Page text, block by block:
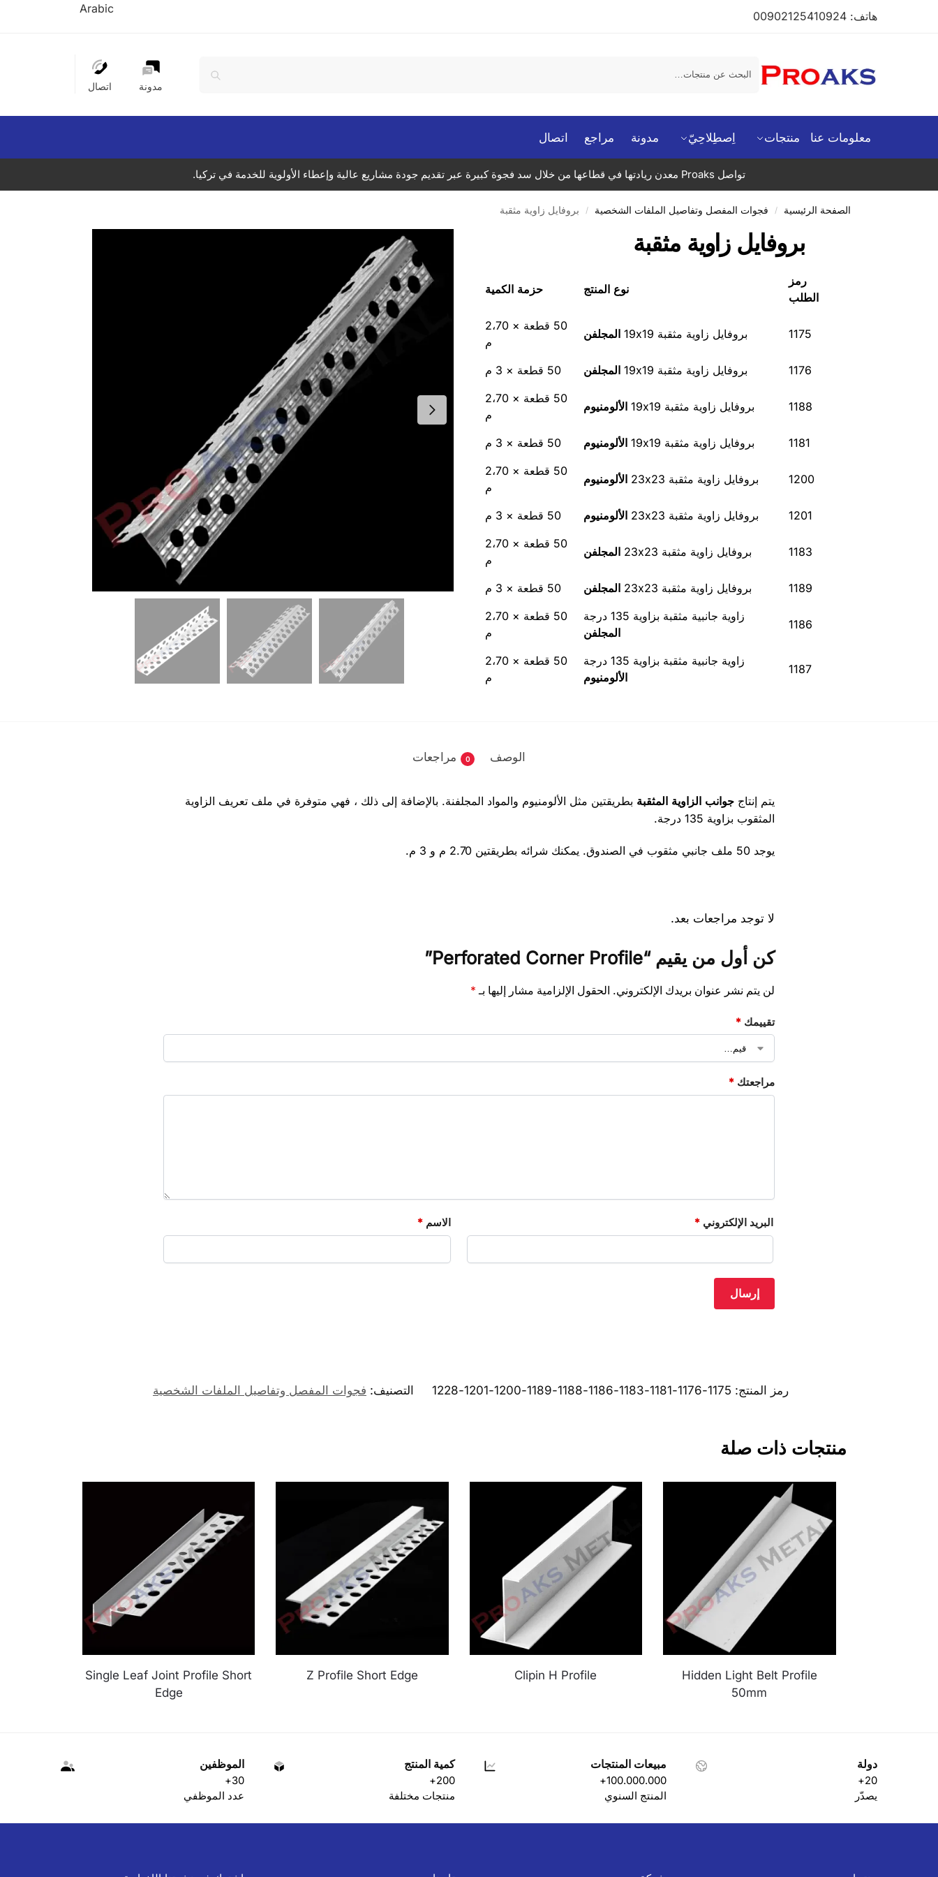
هاتف: 00902125410924
Arabic
مدونة اتصال
معلومات عنا منتجات اِصطِلاحِيّ مدونة مراجع اتصال
تواصل Proaks معدن ريادتها في قطاعها من خلال سد فجوة كبيرة عبر تقديم جودة مشاريع عالية وإعطاء الأولوية للخدمة في تركيا.
الصفحة الرئيسية / فجوات المفصل وتفاصيل الملفات الشخصية / بروفايل زاوية مثقبة
بروفايل زاوية مثقبة
رمز
الطلب
نوع المنتج حزمة الكمية
1175 بروفايل زاوية مثقبة 19x19 المجلفن
50 قطعة × 2،70
م
1176
بروفايل زاوية مثقبة 19x19 المجلفن 50 قطعة × 3 م
1188 بروفايل زاوية مثقبة 19x19 الألومنيوم
50 قطعة × 2،70
م
1181
بروفايل زاوية مثقبة 19x19 الألومنيوم 50 قطعة × 3 م
1200 بروفايل زاوية مثقبة 23x23 الألومنيوم
50 قطعة × 2،70
م
1201
بروفايل زاوية مثقبة 23x23 الألومنيوم 50 قطعة × 3 م
1183 بروفايل زاوية مثقبة 23x23 المجلفن
50 قطعة × 2،70
م
1189
بروفايل زاوية مثقبة 23x23 المجلفن 50 قطعة × 3 م
1186
زاوية جانبية مثقبة بزاوية 135 درجة
المجلفن
50 قطعة × 2،70
م
1187
زاوية جانبية مثقبة بزاوية 135 درجة
الألومنيوم
50 قطعة × 2،70
م
الوصف مراجعات 0
يتم إنتاج جوانب الزاوية المثقبة بطريقتين مثل الألومنيوم والمواد المجلفنة. بالإضافة إلى ذلك ، فهي متوفرة في ملف تعريف الزاوية
المثقوب بزاوية 135 درجة.
يوجد 50 ملف جانبي مثقوب في الصندوق. يمكنك شرائه بطريقتين 2.70 م و 3 م.
لا توجد مراجعات بعد.
كن أول من يقيم “Perforated Corner Profile”
لن يتم نشر عنوان بريدك الإلكتروني. الحقول الإلزامية مشار إليها بـ *
تقييمك *
مراجعتك *
الاسم* البريد الإلكتروني*
رمز المنتج: 1175-1176-1181-1183-1186-1188-1189-1200-1201-1228 التصنيف: فجوات المفصل وتفاصيل الملفات الشخصية
منتجات ذات صلة
Hidden Light Belt Profile
50mm
Clipin H Profile
Z Profile Short Edge
Single Leaf Joint Profile Short
Edge
دولة
20+
يصدّر
مبيعات المنتجات
100.000.000+
المنتج السنوي
كمية المنتج
200+
منتجات مختلفة
الموظفين
30+
عدد الموظفي